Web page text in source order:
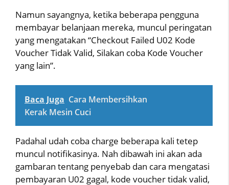
Namun sayangnya, ketika beberapa pengguna
membayar belanjaan mereka, muncul peringatan
yang mengatakan “Checkout Failed U02 Kode
Voucher Tidak Valid, Silakan coba Kode Voucher
yang lain”.
Baca Juga Cara Membersihkan
Kerak Mesin Cuci
Padahal udah coba charge beberapa kali tetep
muncul notifikasinya. Nah dibawah ini akan ada
gambaran tentang penyebab dan cara mengatasi
pembayaran U02 gagal, kode voucher tidak valid,